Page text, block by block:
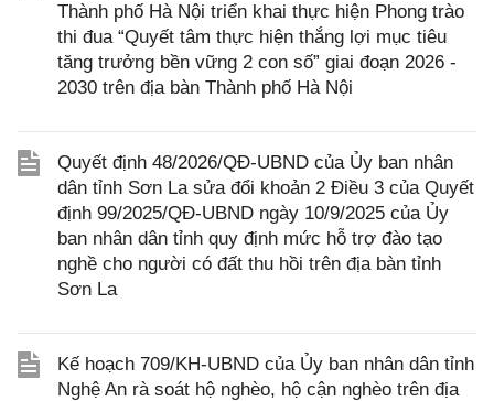
Thành phố Hà Nội triển khai thực hiện Phong trào
thi đua “Quyết tâm thực hiện thắng lợi mục tiêu
tăng trưởng bền vững 2 con số” giai đoạn 2026 -
2030 trên địa bàn Thành phố Hà Nội
Quyết định 48/2026/QĐ-UBND của Ủy ban nhân
dân tỉnh Sơn La sửa đổi khoản 2 Điều 3 của Quyết
định 99/2025/QĐ-UBND ngày 10/9/2025 của Ủy
ban nhân dân tỉnh quy định mức hỗ trợ đào tạo
nghề cho người có đất thu hồi trên địa bàn tỉnh
Sơn La
Kế hoạch 709/KH-UBND của Ủy ban nhân dân tỉnh
Nghệ An rà soát hộ nghèo, hộ cận nghèo trên địa